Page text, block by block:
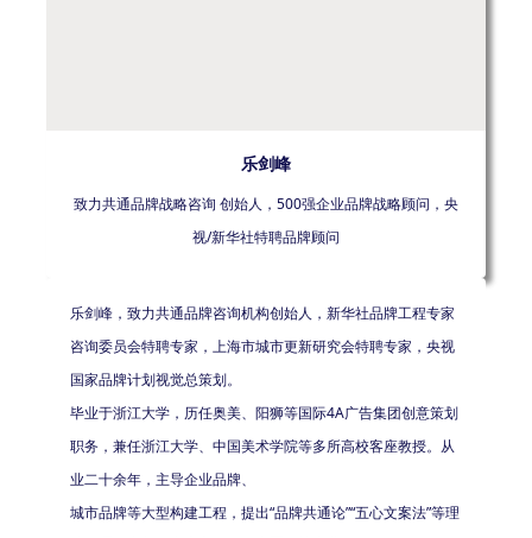
乐剑峰
致力共通品牌战略咨询 创始人，500强企业品牌战略顾问，央
视/新华社特聘品牌顾问
乐剑峰，致力共通品牌咨询机构创始人，新华社品牌工程专家
咨询委员会特聘专家，上海市城市更新研究会特聘专家，央视
国家品牌计划视觉总策划。
毕业于浙江大学，历任奥美、阳狮等国际4A广告集团创意策划
职务，兼任浙江大学、中国美术学院等多所高校客座教授。从
业二十余年，主导企业品牌、
城市品牌等大型构建工程，提出“品牌共通论”“五心文案法”等理